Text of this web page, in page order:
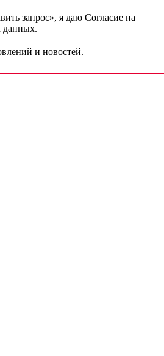
запрос», я даю Согласие на
данных.
и новостей.